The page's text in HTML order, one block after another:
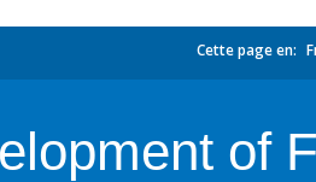
Cette page en:
of